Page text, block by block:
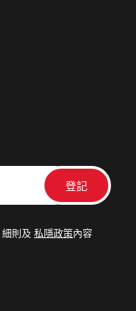
細則及 私隱政策內容